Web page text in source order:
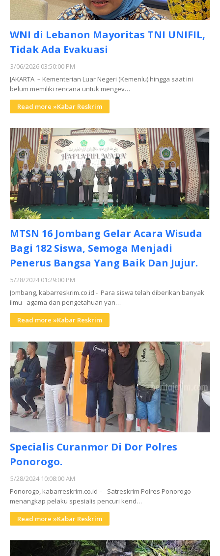
WNI di Lebanon Mayoritas TNI UNIFIL,
Tidak Ada Evakuasi
3/06/2026 03:50:00 PM
JAKARTA – Kementerian Luar Negeri (Kemenlu) hingga saat ini
belum memiliki rencana untuk mengev…
Read more »Kabar Reskrim
MTSN 16 Jombang Gelar Acara Wisuda
Bagi 182 Siswa, Semoga Menjadi
Penerus Bangsa Yang Baik Dan Jujur.
5/28/2024 01:29:00 PM
Jombang, kabarreskrim.co.id - Para siswa telah diberikan banyak
ilmu agama dan pengetahuan yan…
Read more »Kabar Reskrim
Specialis Curanmor Di Dor Polres
Ponorogo.
5/28/2024 10:08:00 AM
Ponorogo, kabarreskrim.co.id – Satreskrim Polres Ponorogo
menangkap pelaku spesialis pencuri kend…
Read more »Kabar Reskrim